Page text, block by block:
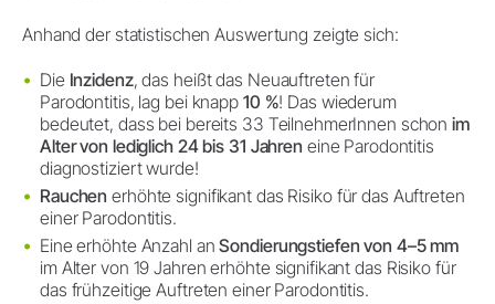
Anhand der statistischen Auswertung zeigte sich:
Die Inzidenz, das heißt das Neuauftreten für
Parodontitis, lag bei knapp 10 %! Das wiederum
bedeutet, dass bei bereits 33 TeilnehmerInnen schonim
Alter von lediglich 24 bis 31 Jahren eine Parodontitis
diagnostiziert wurde!
Rauchen erhöhte signifikant das Risiko für das Auftreten
einer Parodontitis.
Eine erhöhte Anzahl anSondierungstiefen von 4–5 mm
im Alter von 19 Jahren erhöhte signifikant das Risiko für
das frühzeitige Auftreten einer Parodontitis.